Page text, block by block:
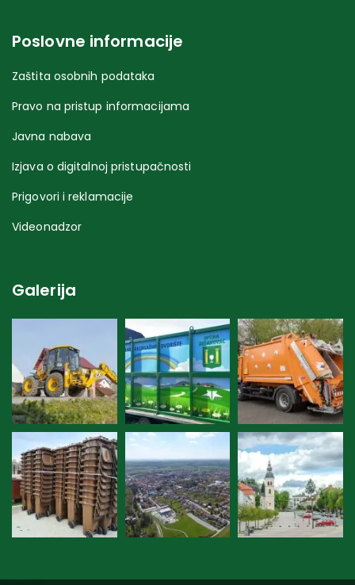
Poslovne informacije
Zaštita osobnih podataka
Pravo na pristup informacijama
Javna nabava
Izjava o digitalnoj pristupačnosti
Prigovori i reklamacije
Videonadzor
Galerija